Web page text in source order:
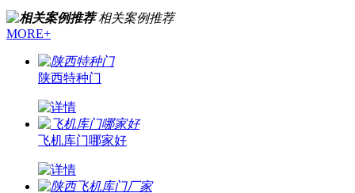
相关案例推荐
MORE+
陕西特种门
飞机库门哪家好